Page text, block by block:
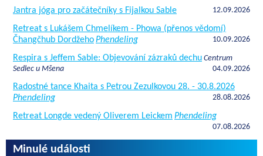
Jantra jóga pro začátečníky s Fijalkou Sable 12.09.2026
Retreat s Lukášem Chmelíkem - Phowa (přenos vědomí)
Čhangčhub DordžehoPhendeling 10.09.2026
Respira s Jeffem Sable: Objevování zázraků dechu Centrum
Sedlec u Mšena
04.09.2026
Radostné tance Khaita s Petrou Zezulkovou 28. - 30.8.2026
Phendeling
28.08.2026
Retreat Longde vedený Oliverem Leickem Phendeling
07.08.2026
Minulé události